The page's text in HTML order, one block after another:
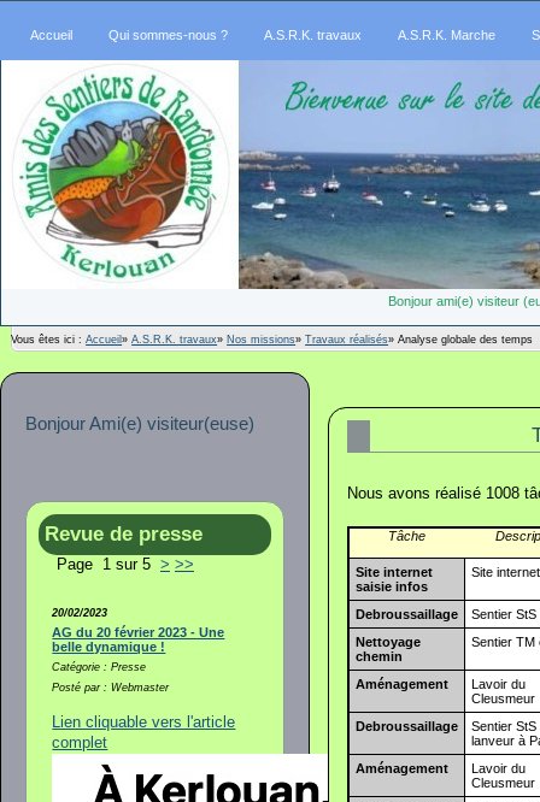
Accueil Qui sommes-nous ? A.S.R.K. travaux A.S.R.K. Marche
Bonjour ami(e) visiteur
Vous êtes ici :Accueil»A.S.R.K. travaux» Nos missions»Travaux réalisés»Analyse globale des temps
Bonjour Ami(e) visiteur(euse)
Revue de presse
Page 1 sur 5 > >>
20/02/2023
AG du 20 février 2023 - Une
belle dynamique !
Catégorie : Presse
Posté par : Webmaster
Lien cliquable vers l'article
complet
Nous avons réalisé 1008
Tâche
Site internet
saisie infos
Site internet
Debroussaillage
Sentier StS
Nettoyage
chemin
Sentier TM
Aménagement
Lavoir du
Cleusmeur
Debroussaillage
Sentier StS
lanveur à
Aménagement
Lavoir du
Cleusmeur